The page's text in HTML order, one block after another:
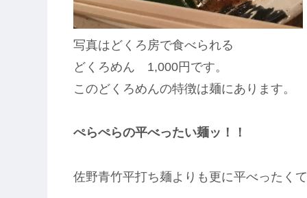
写真はどくろ房で食べられる
どくろめん 1,000円です。
このどくろめんの特徴は麺にあります。
ぺらぺらの平べったい麺ッ！！
佐野青竹平打ち麺よりも更に平べったく